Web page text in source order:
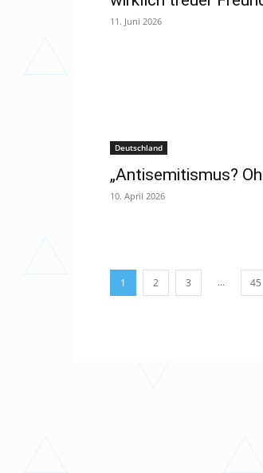
11. Juni 2026
Deutschland
„Antisemitismus?
10. April 2026
1 2 3 ... 45